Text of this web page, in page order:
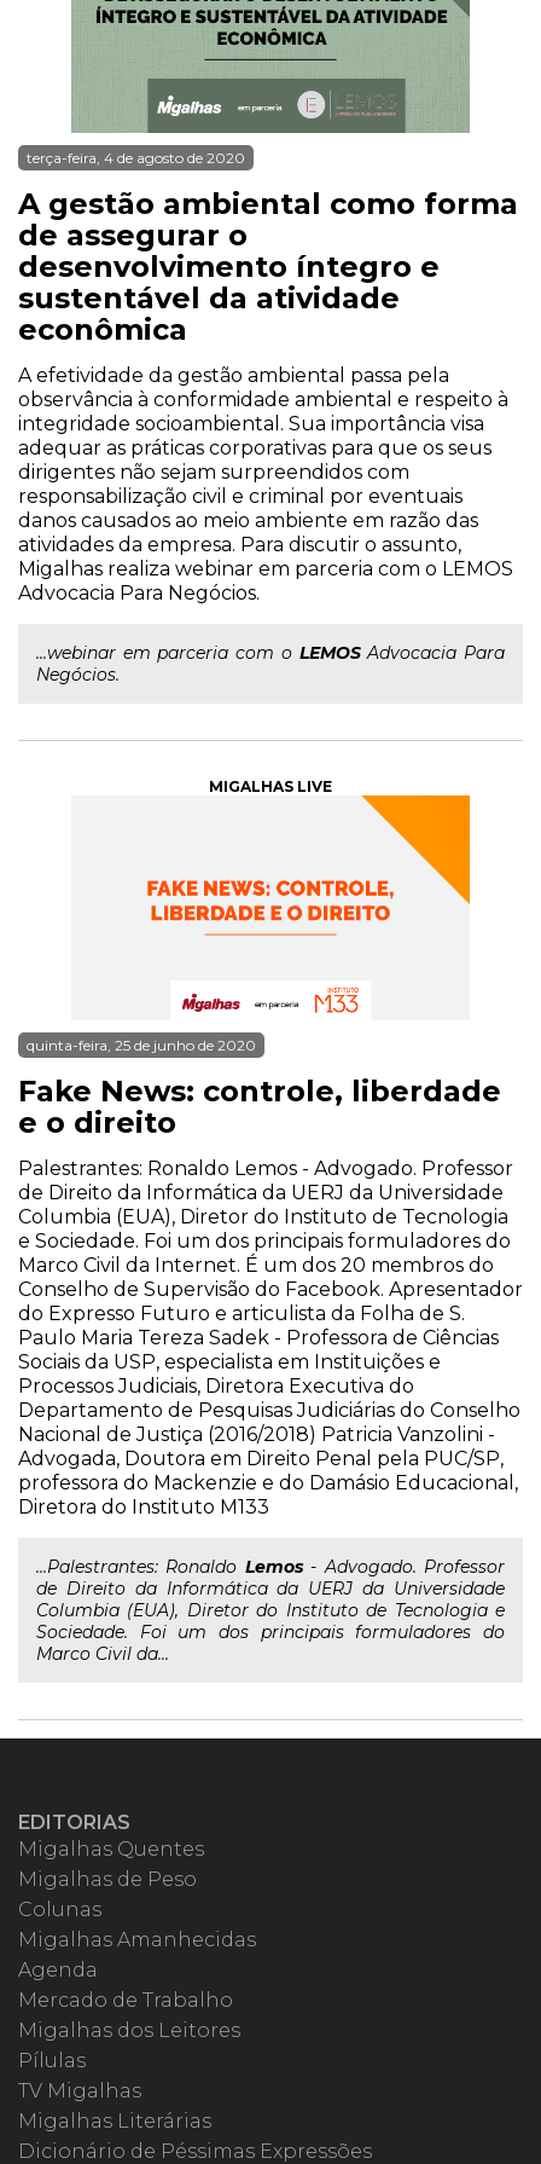
terça-feira, 4 de agosto de 2020
A gestão ambiental como forma
de assegurar o
desenvolvimento íntegro e
sustentável da atividade
econômica
A efetividade da gestão ambiental passa pela
observância à conformidade ambiental e respeito à
integridade socioambiental. Sua importância visa
adequar as práticas corporativas para que os seus
dirigentes não sejam surpreendidos com
responsabilização civil e criminal por eventuais
danos causados ao meio ambiente em razão das
atividades da empresa. Para discutir o assunto,
Migalhas realiza webinar em parceria com o LEMOS
Advocacia Para Negócios.
...webinar em parceria com o LEMOSAdvocacia Para
Negócios.
MIGALHAS LIVE
quinta-feira, 25 de junho de 2020
Fake News: controle, liberdade
e o direito
Palestrantes: Ronaldo Lemos - Advogado. Professor
de Direito da Informática da UERJ da Universidade
Columbia (EUA), Diretor do Instituto de Tecnologia
e Sociedade. Foi um dos principais formuladores do
Marco Civil da Internet. É um dos 20 membros do
Conselho de Supervisão do Facebook. Apresentador
do Expresso Futuro e articulista da Folha de S.
Paulo Maria Tereza Sadek - Professora de Ciências
Sociais da USP, especialista em Instituições e
Processos Judiciais, Diretora Executiva do
Departamento de Pesquisas Judiciárias do Conselho
Nacional de Justiça (2016/2018) Patricia Vanzolini -
Advogada, Doutora em Direito Penal pela PUC/SP,
professora do Mackenzie e do Damásio Educacional,
Diretora do Instituto M133
...Palestrantes: Ronaldo Lemos- Advogado. Professor
de Direito da Informática da UERJ da Universidade
Columbia (EUA), Diretor do Instituto de Tecnologia e
Sociedade. Foi um dos principais formuladores do
Marco Civil da...
EDITORIAS
Migalhas Quentes
Migalhas de Peso
Colunas
Migalhas Amanhecidas
Agenda
Mercado de Trabalho
Migalhas dos Leitores
Pílulas
TV Migalhas
Migalhas Literárias
Dicionário de Péssimas Expressões